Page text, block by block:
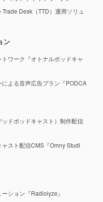
Desk（TTD）運用ソリュ
ン
ワーク『オトナルポッドキャ
よる音声広告プラン『PODCA
ドポッドキャスト）制作配信
スト配信CMS『Omny Studi
ション『Radiolyze』